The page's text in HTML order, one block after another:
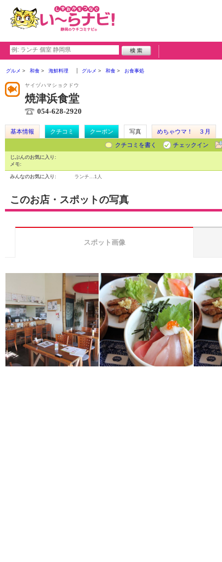
グルメ 和食 海鮮料理 グルメ 和食 お食事処
ヤイヅハマショクドウ
焼津浜食堂
054-628-2920
基本情報 クチコミ クーポン 写真
めちゃウマ！ ３月
クチコミを書く
チェックイン
じぶんのお気に入り:
メモ:
みんなのお気に入り: ランチ… 1人
このお店・スポットの写真
スポット画像